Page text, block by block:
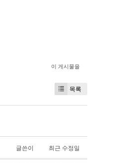
이 게시물을
목록
글쓴이 최근 수정일